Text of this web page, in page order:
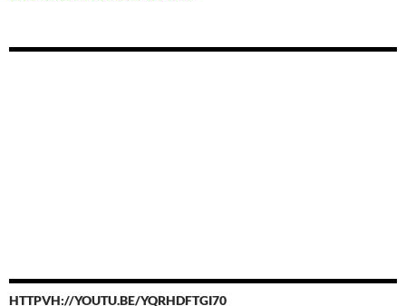
HTTPVH://YOUTU.BE/YQRHDFTGI70